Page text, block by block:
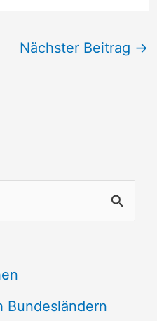
Nächster Beitrag →
Bundesländern